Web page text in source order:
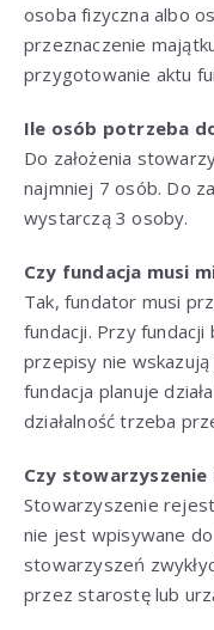
osoba fizyczna albo
przeznaczenie
przygotowanie aktu
Ile osób potrzeba
Do założenia
najmniej 7 osób. Do
wystarczą 3 osoby.
Czy fundacja musi
Tak, fundator musi
fundacji. Przy fundacji
przepisy nie
fundacja planuje
działalność trzeba
Czy stowarzyszenie
Stowarzyszenie
nie jest wpisywane
stowarzyszeń
przez starostę lub